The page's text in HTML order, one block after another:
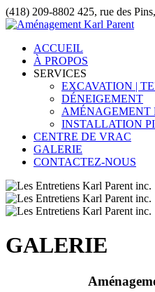
(418) 209-8802 425, rue des
ACCUEIL
À PROPOS
SERVICES
EXCAVATION |
DÉNEIGEMENT
AMÉNAGEMENT
INSTALLATION
CENTRE DE VRAC
GALERIE
CONTACTEZ-NOUS
GALERIE